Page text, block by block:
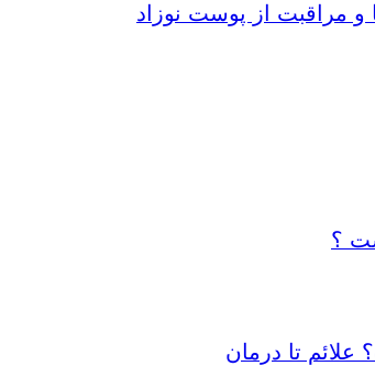
و مراقبت از پوست نوزاد
؟
تا درمان